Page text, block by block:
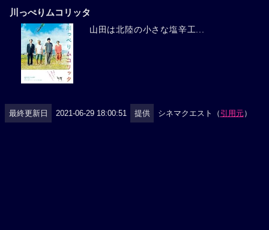
川っぺりムコリッタ
山田は北陸の小さな塩辛工...
最終更新日 2021-06-29 18:00:51 提供 シネマクエスト（ 引用元）